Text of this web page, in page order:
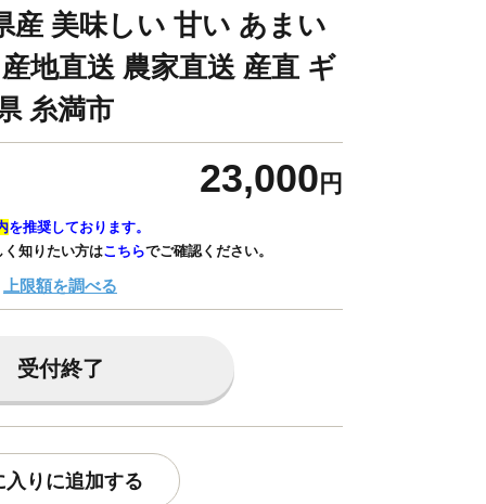
産 美味しい 甘い あまい
地直送 農家直送 産直 ギ
糸満市
23,000 円
を推奨しております。
く知りたい方はこちらでご確認ください。
上限額を調べる
受付終了
入りに追加する